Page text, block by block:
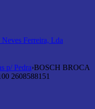
p/ Pedra›BOSCH BROCA
2608588151